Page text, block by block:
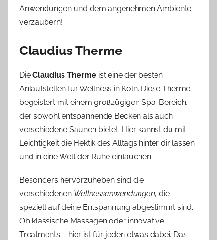
Anwendungen und dem angenehmen Ambiente
verzaubern!
Claudius Therme
Die Claudius Therme ist eine der besten
Anlaufstellen für Wellness in Köln. Diese Therme
begeistert mit einem großzügigen Spa-Bereich,
der sowohl entspannende Becken als auch
verschiedene Saunen bietet. Hier kannst du mit
Leichtigkeit die Hektik des Alltags hinter dir lassen
und in eine Welt der Ruhe eintauchen.
Besonders hervorzuheben sind die
verschiedenen Wellnessanwendungen, die
speziell auf deine Entspannung abgestimmt sind.
Ob klassische Massagen oder innovative
Treatments – hier ist für jeden etwas dabei. Das